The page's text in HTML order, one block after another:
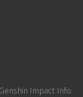
Impact Info.